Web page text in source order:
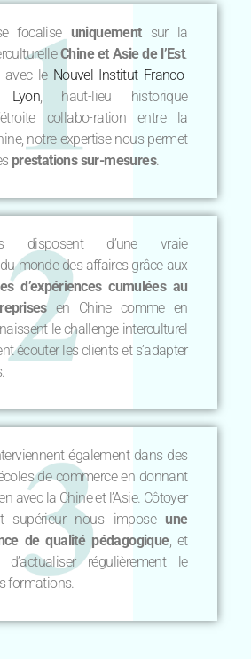
focalise uniquementsur la
Chine et Asie de l’Est.
avec le Nouvel Institut Franco-
, haut-lieu historique
collabo-ration entre la
notre expertise nous permet
prestations sur-mesures.
disposent d’une vraie
monde des affaires grâce aux
d’expériences cumulées au
en Chine comme en
le challenge interculturel
écouter les clients et s’adapter
également dans des
de commerce en donnant
avec la Chine et l’Asie. Côtoyer
supérieur nous imposeune
de qualité pédagogique, et
régulièrement le
formations.